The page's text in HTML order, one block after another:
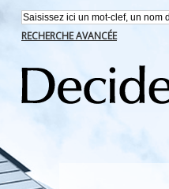
RECHERCHE AVANCÉE